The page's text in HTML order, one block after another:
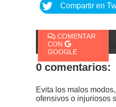
Compartir en
COMENTAR
CON
GOOGLE
0 comentarios:
Evita los malos
ofensivos o injuriosos